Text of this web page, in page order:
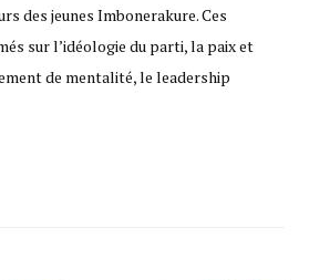
des jeunes Imbonerakure. Ces
sur l’idéologie du parti, la paix et
de mentalité, le leadership